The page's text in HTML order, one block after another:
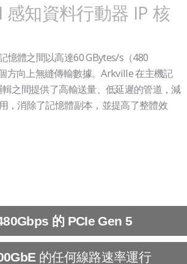
感知資料行動器 IP 核
憶體之間以高達60 GBytes/s（480
方向上無縫傳輸數據。Arkville 在主機記
輯之間提供了高輸送量、低延遲的管道，減
，消除了記憶體副本，並提高了整體效
的 PCIe Gen 5
的任何線路速率運行